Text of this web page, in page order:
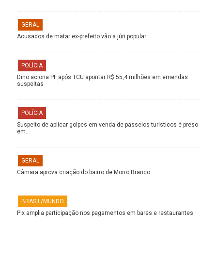
GERAL
Acusados de matar ex-prefeito vão a júri popular
POLÍCIA
Dino aciona PF após TCU apontar R$ 55,4 milhões em emendas
suspeitas
POLÍCIA
Suspeito de aplicar golpes em venda de passeios turísticos é preso
em…
GERAL
Câmara aprova criação do bairro de Morro Branco
BRASIL/MUNDO
Pix amplia participação nos pagamentos em bares e restaurantes